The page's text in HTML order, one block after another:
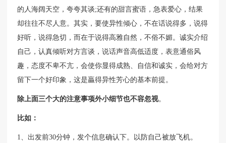
的人海阔天空，夸夸其谈;还有的甜言蜜语，急表爱心，结果
却往往不尽人意。其实，要使异性倾心，不在话说得多，说得
好听，说得急切，而在于说得高雅自然，不俗不媚。诚实介绍
自己，认真倾听对方言谈，说话声音高低适度，表意通俗风
趣，态度不卑不亢，会使你显得成熟、自信和诚实，会给对方
留下一个好印象，这是贏得异性芳心的基本前提。
除上面三个大的注意事项外小细节也不容忽视。
比如：
1、出发前30分钟，发个信息确认下。以防自己被放飞机。